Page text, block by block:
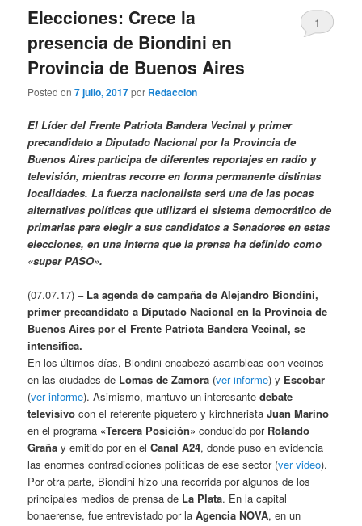
Elecciones: Crece la
presencia de Biondini en
Provincia de Buenos Aires
Posted on7 julio, 2017por Redaccion
1
El Líder del Frente Patriota Bandera Vecinal y primer
precandidato a Diputado Nacional por la Provincia de
Buenos Aires participa de diferentes reportajes en radio y
televisión, mientras recorre en forma permanente distintas
localidades. La fuerza nacionalista será una de las pocas
alternativas políticas que utilizará el sistema democrático de
primarias para elegir a sus candidatos a Senadores en estas
elecciones, en una interna que la prensa ha definido como
«super PASO».
(07.07.17) –La agenda de campaña de Alejandro Biondini,
primer precandidato a Diputado Nacional en la Provincia de
Buenos Aires por el Frente Patriota Bandera Vecinal, se
intensifica.
En los últimos días, Biondini encabezó asambleas con vecinos
en las ciudades de Lomas de Zamora (ver informe) y Escobar
(ver informe). Asimismo, mantuvo un interesante debate
televisivo con el referente piquetero y kirchneristaJuan Marino
en el programa «Tercera Posición» conducido por Rolando
Graña y emitido por en elCanal A24, donde puso en evidencia
las enormes contradicciones políticas de ese sector (ver video).
Por otra parte, Biondini hizo una recorrida por algunos de los
principales medios de prensa de La Plata. En la capital
bonaerense, fue entrevistado por laAgencia NOVA, en un